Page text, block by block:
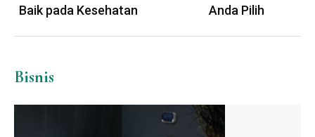
Baik pada Kesehatan
Anda Pilih
Bisnis